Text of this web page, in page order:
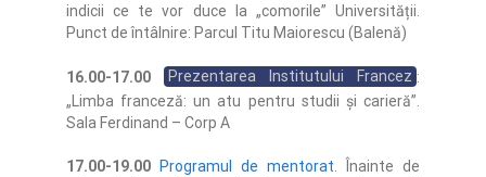
indicii ce te vor duce la „comorile” Universității.
Punct de întâlnire: Parcul Titu Maiorescu (Balenă)
16.00-17.00 Prezentarea Institutului Francez :
„Limba franceză: un atu pentru studii și carieră”.
Sala Ferdinand – Corp A
17.00-19.00 Programul de mentorat . Înainte de